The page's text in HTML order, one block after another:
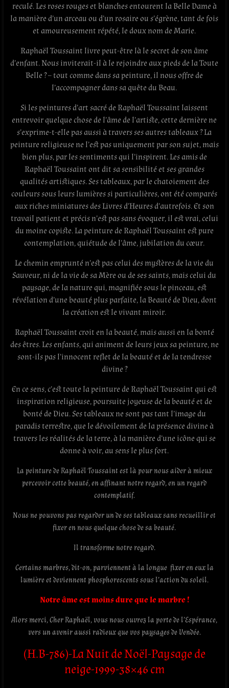
reculé. Les roses rouges et blanches entourent la Belle Dame à
la manière d’un arceau ou d’un rosaire ou s’égrène, tant de fois
et amoureusement répété, le doux nom de Marie.
Raphaël Toussaint livre peut-être là le secret de son âme
d’enfant. Nous inviterait-il à le rejoindre aux pieds de la Toute
Belle ? – tout comme dans sa peinture, il nous offre de
l’accompagner dans sa quête du Beau.
Si les peintures d’art sacré de Raphaël Toussaint laissent
entrevoir quelque chose de l’âme de l’artiste, cette dernière ne
s’exprime-t-elle pas aussi à travers ses autres tableaux ? La
peinture religieuse ne l’est pas uniquement par son sujet, mais
bien plus, par les sentiments qui l’inspirent. Les amis de
Raphaël Toussaint ont dit sa sensibilité et ses grandes
qualités artistiques. Ses tableaux, par le chatoiement des
couleurs sous leurs lumières si particulières, ont été comparés
aux riches miniatures des Livres d’Heures d’autrefois. Et son
travail patient et précis n’est pas sans évoquer, il est vrai, celui
du moinecopiste. La peinture de Raphaël Toussaint est pure
contemplation, quiétude de l’âme, jubilation du cœur.
Le chemin emprunté n’est pas celui des mystères de la vie du
Sauveur, ni de la vie de sa Mère ou de ses saints, mais celui du
paysage, de la nature qui, magnifiée sous le pinceau, est
révélation d’une beauté plus parfaite, la Beauté de Dieu, dont
la création est le vivant miroir.
Raphaël Toussaint croit en la beauté, mais aussi en la bonté
des êtres. Les enfants, qui animent de leurs jeux sa peinture, ne
sont-ils pas l’innocent reflet de la beauté et de la tendresse
divine ?
En ce sens, c’est toute la peinture de Raphaël Toussaint qui est
inspiration religieuse, poursuite joyeuse de la beauté et de
bonté de Dieu. Ses tableaux ne sont pas tant l’image du
paradis terrestre, que le dévoilement de la présence divine à
travers les réalités de la terre, à la manière d’une icône qui se
donne à voir, au sens le plus fort.
La peinture de Raphaël Toussaint est là pour nous aider à mieux
percevoir cette beauté, en affinant notre regard, en un regard
contemplatif.
Nous ne pouvons pas regarder un de ses tableaux sans recueillir et
fixer en nous quelque chose de sa beauté.
Il transforme notre regard.
Certains marbres, dit-on, parviennent à la longue fixer en eux la
lumière et deviennent phosphorescents sous l’action du soleil.
Notre âme est moins dure que le marbre !
Alors merci, Cher Raphaël, vous nous ouvrez la porte de l’Espérance,
vers un avenir aussi radieux que vos paysages de Vendée.
(H.B-786)-La Nuit de Noël-Paysage de
neige-1999-38×46 cm